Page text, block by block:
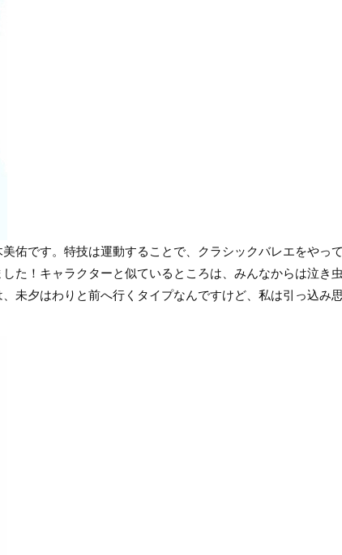
佑です。特技は運動することで、クラシックバレエをやっ
た！キャラクターと似ているところは、みんなからは泣き
、未夕はわりと前へ行くタイプなんですけど、私は引っ込み